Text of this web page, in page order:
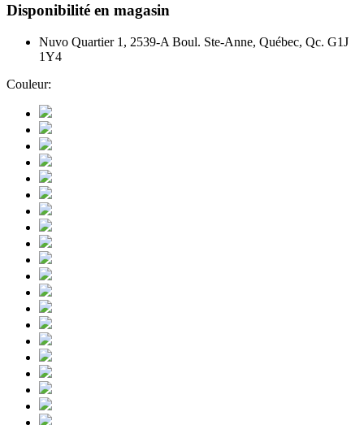
Disponibilité en magasin
Nuvo Quartier 1, 2539-A Boul. Ste-Anne, Québec, Qc. G1J
1Y4
Couleur: